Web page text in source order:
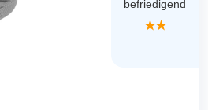
befriedigend
★★